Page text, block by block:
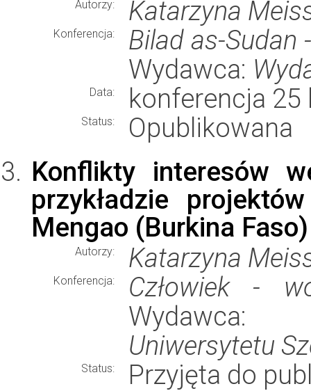
Autorzy: Katarzyna
Konferencja:
Bilad as-Sudan
Wydawca:
Data: konferencja 25
Status:
Opublikowana
Konflikty interesów
przykładzie
Mengao (Burkina Faso)
Autorzy: Katarzyna
Konferencja:
Człowiek -
Uniwersytetu
Status: Przyjęta do